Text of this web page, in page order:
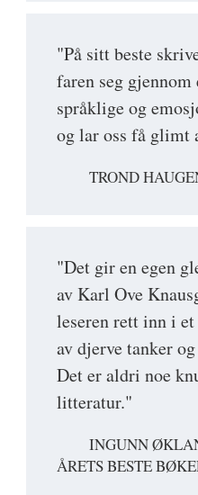
"På sitt beste
faren seg gjennom
språklige og
og lar oss få glimt
TROND
"Det gir en egen
av Karl Ove
leseren rett inn i
av djerve tanker
Det er aldri noe
litteratur."
INGUNN
ÅRETS BESTE